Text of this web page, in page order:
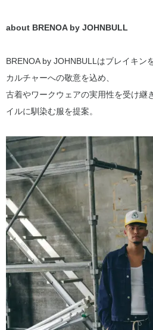
about BRENOA by JOHNBULL
BRENOA by JOHNBULLはブレイキン
カルチャーへの敬意を込め、
古着やワークウェアの実用性を受け継
イルに馴染む服を提案。